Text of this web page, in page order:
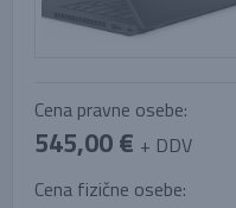
Cena pravne osebe:
545,00 € + DDV
Cena fizične osebe: